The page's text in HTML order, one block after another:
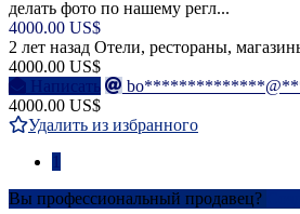
делать фото по нашему регл...
4000.00 US$
2 лет назад Отели, рестораны,
4000.00 US$
Написать
4000.00 US$
Удалить из избранного
Вы профессиональный продавец?